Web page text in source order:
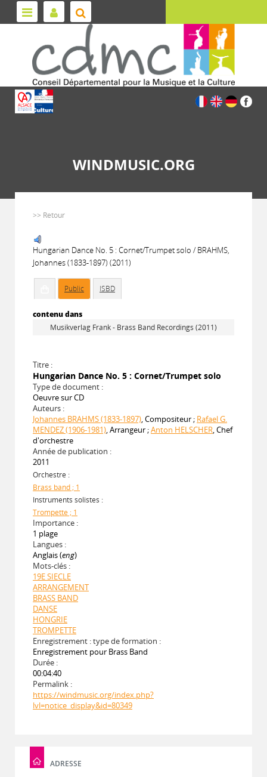
WINDMUSIC.ORG
>> Retour
Hungarian Dance No. 5 : Cornet/Trumpet solo / BRAHMS,
Johannes (1833-1897) (2011)
Public ISBD
contenu dans
Musikverlag Frank - Brass Band Recordings (2011)
Titre :
Hungarian Dance No. 5 : Cornet/Trumpet solo
Type de document :
Oeuvre sur CD
Auteurs :
Johannes BRAHMS (1833-1897), Compositeur ; Rafael G.
MENDEZ (1906-1981), Arrangeur ;Anton HELSCHER, Chef
d'orchestre
Année de publication :
2011
Orchestre :
Brass band ; 1
Instruments solistes :
Trompette ; 1
Importance :
1 plage
Langues :
Anglais (eng)
Mots-clés :
19E SIECLE
ARRANGEMENT
BRASS BAND
DANSE
HONGRIE
TROMPETTE
Enregistrement : type de formation :
Enregistrement pour Brass Band
Durée :
00:04:40
Permalink :
https://windmusic.org/index.php?
lvl=notice_display&id=80349
ADRESSE